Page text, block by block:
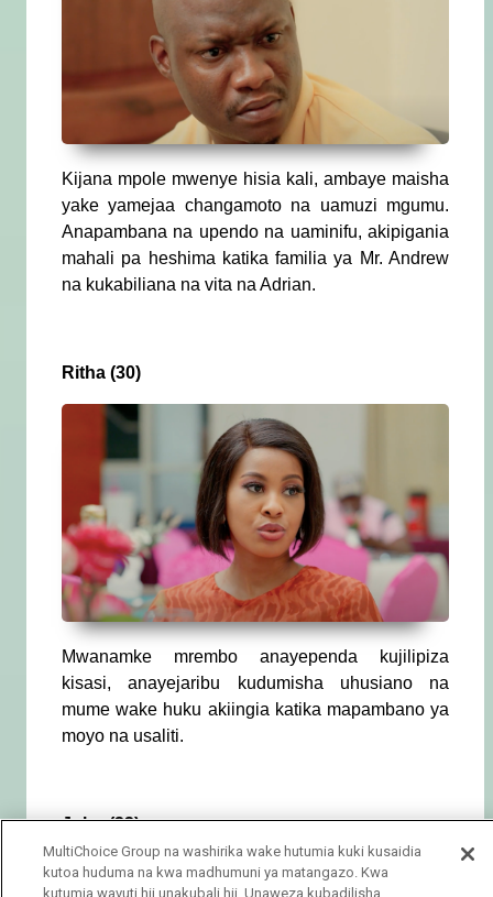
Kijana mpole mwenye hisia kali, ambaye maisha
yake yamejaa changamoto na uamuzi mgumu.
Anapambana na upendo na uaminifu, akipigania
mahali pa heshima katika familia ya Mr. Andrew
na kukabiliana na vita na Adrian.
Ritha (30)
Mwanamke mrembo anayependa kujilipiza
kisasi, anayejaribu kudumisha uhusiano na
mume wake huku akiingia katika mapambano ya
moyo na usaliti.
John (33)
MultiChoice Group na washirika wake hutumia kuki kusaidia
kutoa huduma na kwa madhumuni ya matangazo. Kwa
kutumia wavuti hii unakubali hii. Unaweza kubadilisha